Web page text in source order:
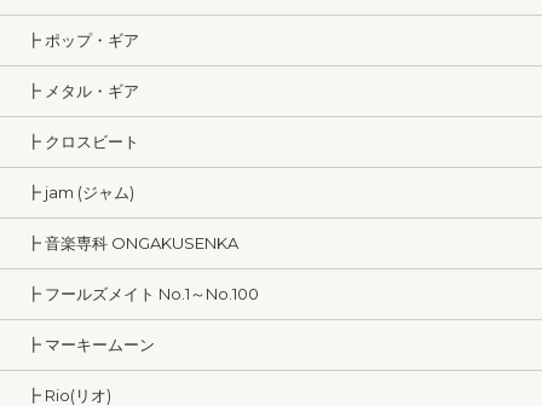
┣ ポップ・ギア
┣ メタル・ギア
┣ クロスビート
┣ jam (ジャム)
┣ 音楽専科 ONGAKUSENKA
┣ フールズメイト No.1～No.100
┣ マーキームーン
┣ Rio(リオ)